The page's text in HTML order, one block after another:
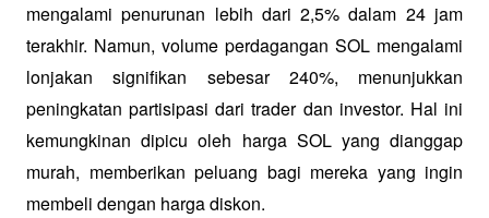
mengalami penurunan lebih dari 2,5% dalam 24 jam
terakhir. Namun, volume perdagangan SOL mengalami
lonjakan signifikan sebesar 240%, menunjukkan
peningkatan partisipasi dari trader dan investor. Hal ini
kemungkinan dipicu oleh harga SOL yang dianggap
murah, memberikan peluang bagi mereka yang ingin
membeli dengan harga diskon.